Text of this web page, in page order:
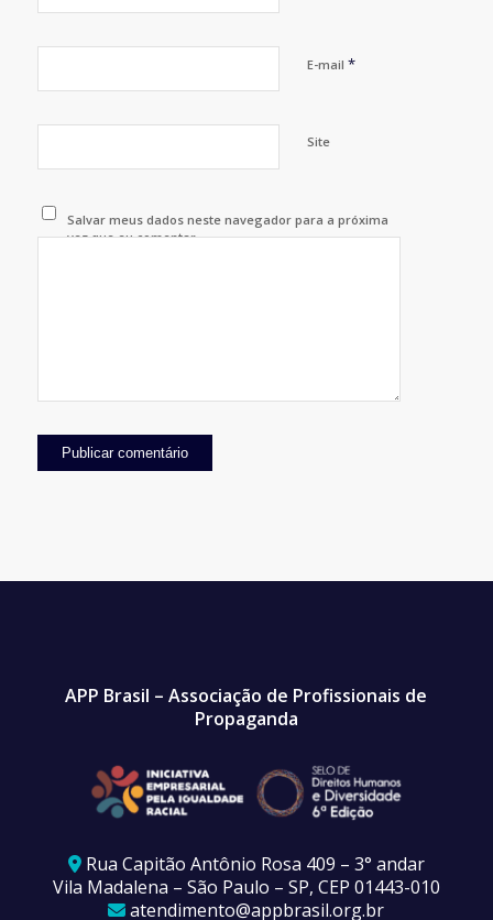
E-mail *
Site
Salvar meus dados neste navegador para a próxima
vez que eu comentar.
APP Brasil – Associação de Profissionais de
Propaganda
Rua Capitão Antônio Rosa 409 – 3° andar
Vila Madalena – São Paulo – SP, CEP 01443-010
atendimento@appbrasil.org.br